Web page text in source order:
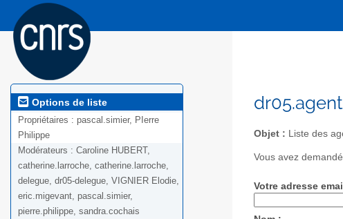
Options de liste
Propriétaires : pascal.simier, PIerre
Philippe
Modérateurs : Caroline HUBERT,
catherine.larroche, catherine.larroche,
delegue, dr05-delegue, VIGNIER Elodie,
eric.migevant, pascal.simier,
pierre.philippe, sandra.cochais
Objet : Liste des
Vous avez
Votre adresse